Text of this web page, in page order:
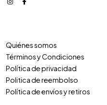
Quiénes somos
Términos y Condiciones
Política de privacidad
Politica de reembolso
Política de envíos y retiros